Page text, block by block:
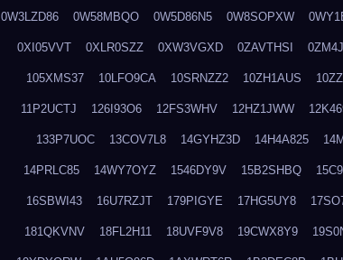
0W3LZD86 0W58MBQO 0W5D86N5 0W8SOPXW
0XI05VVT 0XLR0SZZ 0XW3VGXD 0ZAVTHSI
105XMS37 10LFO9CA 10SRNZZ2 10ZH1AUS
11P2UCTJ 126I93O6 12FS3WHV 12HZ1JWW
133P7UOC 13COV7L8 14GYHZ3D 14H4A825
14PRLC85 14WY7OYZ 1546DY9V 15B2SHBQ
16SBWI43 16U7RZJT 179PIGYE 17HG5UY8
181QKVNV 18FL2H11 18UVF9V8 19CWX8Y9